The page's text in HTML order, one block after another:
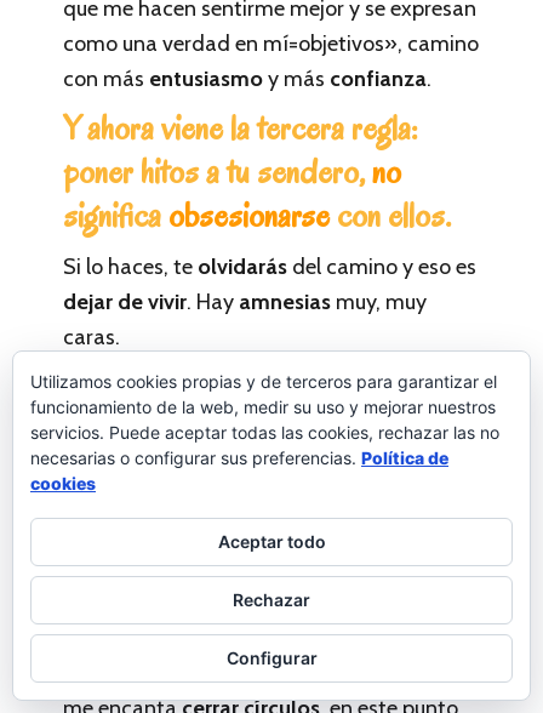
que me hacen sentirme mejor y se expresan
como una verdad en mí=objetivos», camino
con más entusiasmoy más confianza.
Y ahora viene la tercera regla:
poner hitos a tu sendero,no
significaobsesionarsecon ellos.
Si lo haces, te olvidarás del camino y eso es
dejar de vivir. Hay amnesias muy, muy
caras.
Hay que tener claro que los objetivos, los
sueños o los hitos_como quieras
llamarlos_estimulany dansentidopero
no son un fin en sí mismo
es elprocesopara lograrlos;un camino que
. Por eso,
en esto de los objetivos es
te llegan a convertir.
principio, que ya sabes que
Utilizamos cookies propias y de terceros para garantizar el
funcionamiento de la web, medir su uso y mejorar nuestros
servicios. Puede aceptar todas las cookies, rechazar las no
necesarias o configurar sus preferencias. Política de
cookies
Aceptar todo
Rechazar
Configurar